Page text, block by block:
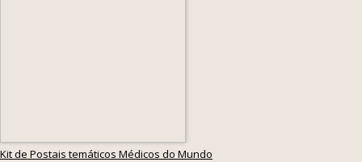
Kit de Postais temáticos Médicos do Mundo